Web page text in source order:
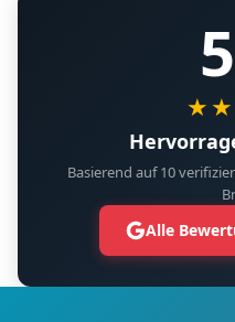
Basierend auf 10
Alle